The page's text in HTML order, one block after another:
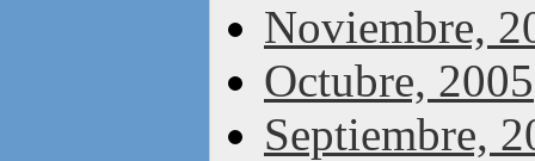
Noviembre,
Octubre, 2005
Septiembre,